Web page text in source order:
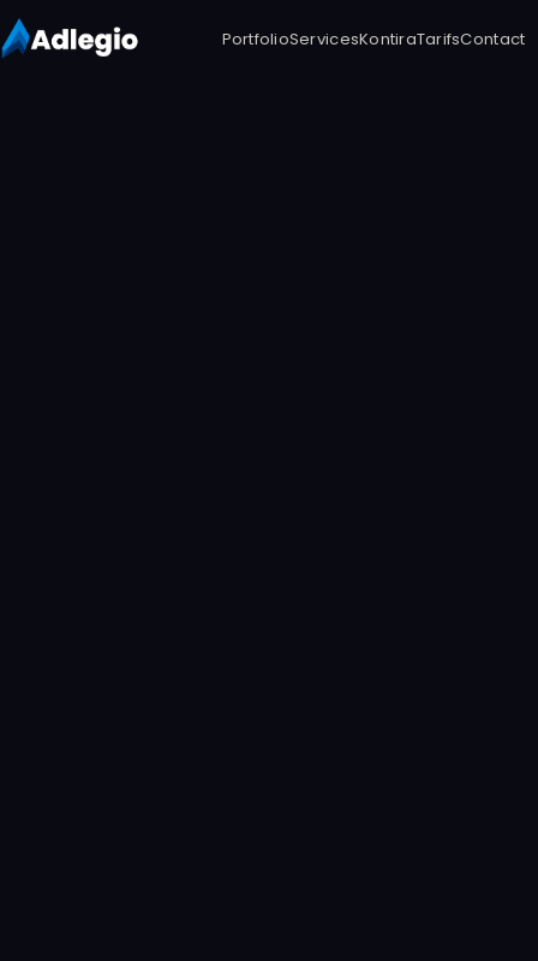
PortfolioServicesKontiraTarifsContact